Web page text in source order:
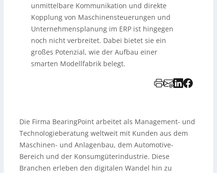
unmittelbare Kommunikation und direkte
Kopplung von Maschinensteuerungen und
Unternehmensplanung im ERP ist hingegen
noch nicht verbreitet. Dabei bietet sie ein
großes Potenzial, wie der Aufbau einer
smarten Modellfabrik belegt.
Die Firma BearingPoint arbeitet als Management- und
Technologieberatung weltweit mit Kunden aus dem
Maschinen- und Anlagenbau, dem Automotive-
Bereich und der Konsumgüterindustrie. Diese
Branchen erleben den digitalen Wandel hin zu